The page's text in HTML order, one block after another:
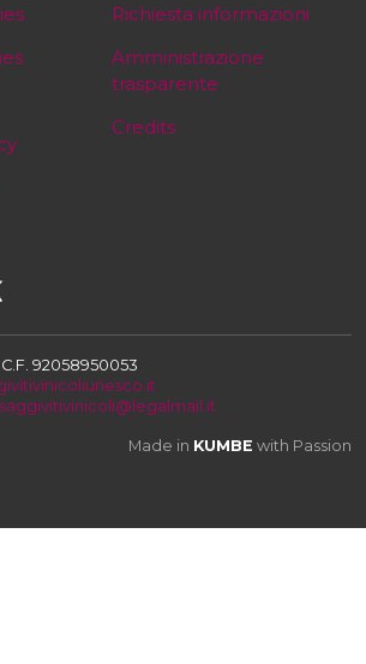
Richiesta informazioni
Amministrazione
trasparente
Credits
92058950053
Made in KUMBE with Passion